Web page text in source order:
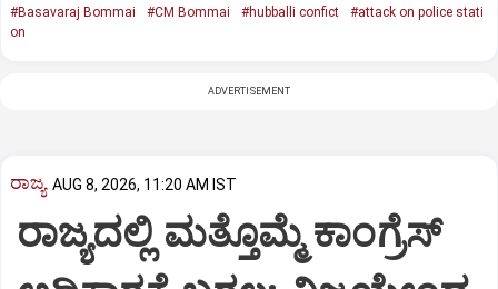
#Basavaraj Bommai #CM Bommai #hubballi confict
#attack on police stati
on
ADVERTISEMENT
ರಾಜ್ಯ AUG 8, 2026, 11:20 AM IST
ರಾಜ್ಯದಲ್ಲಿ ಮತ್ತೊಮ್ಮೆ ಕಾಂಗ್ರೆಸ್‌